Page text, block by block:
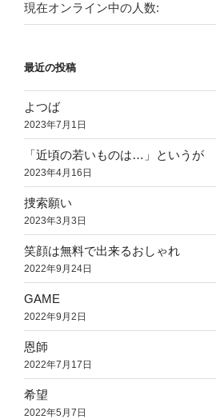
現在オンライン中の人数:
最近の投稿
よつば
2023年7月1日
「近頃の若いものは…」というが
2023年4月16日
捜索願い
2023年3月3日
笑顔は無料で出来るおしゃれ
2022年9月24日
GAME
2022年9月2日
恩師
2022年7月17日
希望
2022年5月7日